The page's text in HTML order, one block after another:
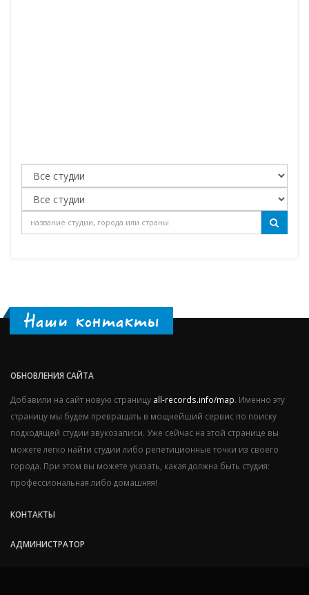
Наши контакты
ОБНОВЛЕНИЯ САЙТА
Добавили на сайт новую страницу all-records.info/map. Именно эту
страницу мы будем превращать в мощнейший сервис по поиску
подходящей студии звукозаписи. Уже сейчас на этой странице вы
можете легко найти студии либо репетиционные точки из своего
города. При этом вы можете указать, какая должна быть студия:
профессиональная либо домашняя!
КОНТАКТЫ
АДМИНИСТРАТОР